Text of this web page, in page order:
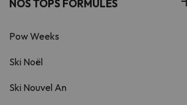
NOS TOPS FORMULES
Pow Weeks
Ski Noël
Ski Nouvel An